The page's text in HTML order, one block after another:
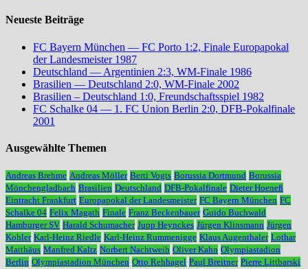
Neueste Beiträge
FC Bayern München — FC Porto 1:2, Finale Europapokal
der Landesmeister 1987
Deutschland — Argentinien 2:3, WM-Finale 1986
Brasilien — Deutschland 2:0, WM-Finale 2002
Brasilien – Deutschland 1:0, Freundschaftsspiel 1982
FC Schalke 04 — 1. FC Union Berlin 2:0, DFB-Pokalfinale
2001
Ausgewählte Themen
Andreas Brehme Andreas Möller Berti Vogts Borussia Dortmund Borussia
Mönchengladbach Brasilien Deutschland DFB-Pokalfinale Dieter Hoeneß
Eintracht Frankfurt Europapokal der Landesmeister FC Bayern München FC
Schalke 04 Felix Magath Finale Franz Beckenbauer Guido Buchwald
Hamburger SV Harald Schumacher Jupp Heynckes Jürgen Klinsmann Jürgen
Kohler Karl-Heinz Riedle Karl-Heinz Rummenigge Klaus Augenthaler Lothar
Matthäus Manfred Kaltz Norbert Nachtweih Oliver Kahn Olympiastadion
Berlin Olympiastadion München Otto Rehhagel Paul Breitner Pierre Littbarski